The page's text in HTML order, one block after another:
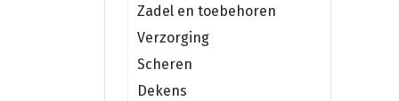
Zadel en toebehoren
Verzorging
Scheren
Dekens